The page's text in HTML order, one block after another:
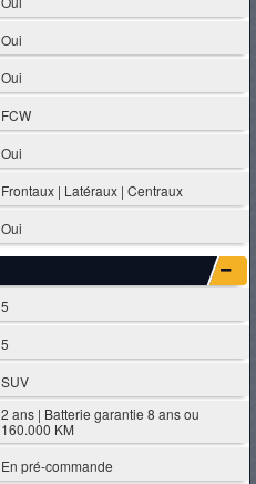
Oui
Oui
FCW
Oui
Frontaux | Latéraux | Centraux
Oui
5
5
SUV
2 ans | Batterie garantie 8 ans ou
160.000 KM
En pré-commande